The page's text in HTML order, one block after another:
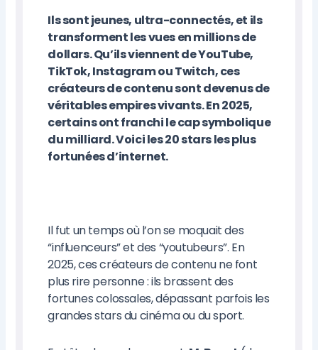
Ils sont jeunes, ultra-connectés, et ils
transforment les vues en millions de
dollars. Qu’ils viennent de YouTube,
TikTok, Instagram ou Twitch, ces
créateurs de contenu sont devenus de
véritables empires vivants. En 2025,
certains ont franchi le cap symbolique
du milliard. Voici les 20 stars les plus
fortunées d’internet.
Il fut un temps où l’on se moquait des
“influenceurs” et des “youtubeurs”. En
2025, ces créateurs de contenu ne font
plus rire personne : ils brassent des
fortunes colossales, dépassant parfois les
grandes stars du cinéma ou du sport.